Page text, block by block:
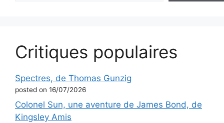
Critiques populaires
Spectres, de Thomas Gunzig
posted on 16/07/2026
Colonel Sun, une aventure de James Bond, de
Kingsley Amis